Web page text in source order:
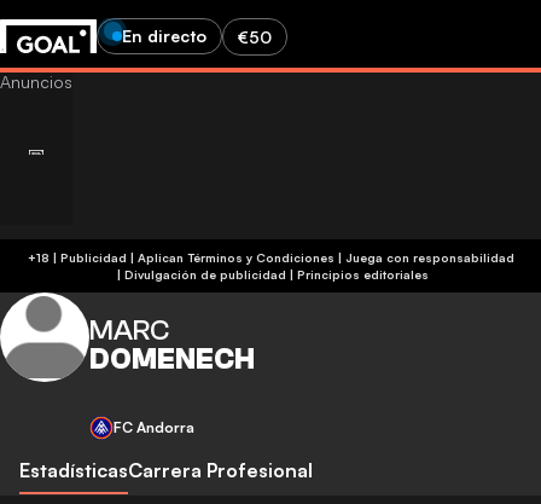
En directo €50
+18 | Publicidad | Aplican Términos y Condiciones | Juega con responsabilidad
| Divulgación de publicidad | Principios editoriales
MARC
DOMENECH
FC Andorra
EstadísticasCarrera Profesional